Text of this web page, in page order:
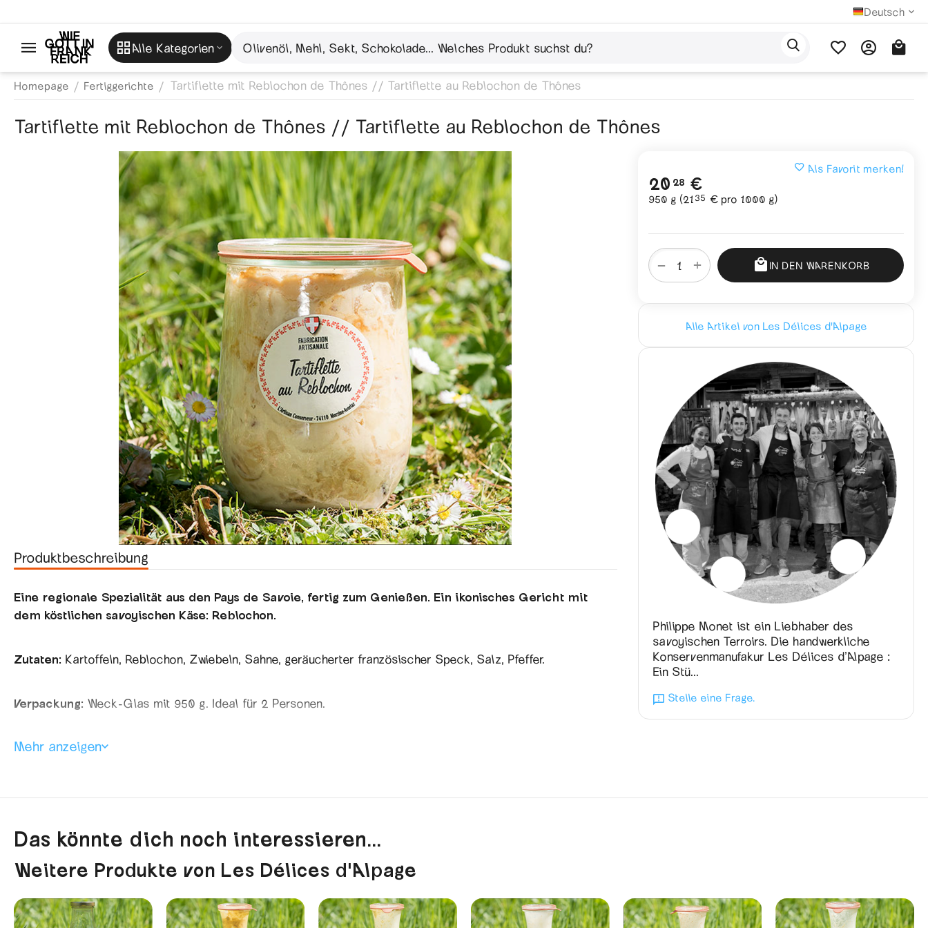
Deutsch
Alle Kategorien
Homepage / Fertiggerichte / Tartiflette mit Reblochon de Thônes // Tartiflette au Reblochon de Thônes
Tartiflette mit Reblochon de Thônes // Tartiflette au Reblochon de Thônes
Als Favorit merken!
20 28 €
950 g (21 35 € pro 1000 g)
+
− IN DEN WARENKORB
Alle Artikel von Les Délices d'Alpage
Philippe Monet ist ein Liebhaber des
savoyischen Terroirs. Die handwerkliche
Konservenmanufakur Les Délices d’Alpage :
Ein Stü...
Stelle eine Frage.
Produktbeschreibung
Eine regionale Spezialität aus den Pays de Savoie, fertig zum Genießen. Ein ikonisches Gericht mit
dem köstlichen savoyischen Käse: Reblochon.
Zutaten: Kartoffeln, Reblochon, Zwiebeln, Sahne, geräucherter französischer Speck, Salz, Pfeffer.
Verpackung: Weck-Glas mit 950 g. Ideal für 2 Personen.
Das Besondere am Produkt:
Energie: 362 kcal
Eiweiß: 10 g
Kohlenhydrate: 79 g
Fett: 0 g
Herkunft:Pays de Savoie
Mehr anzeigen
Das könnte dich noch interessieren...
Weitere Produkte von Les Délices d'Alpage